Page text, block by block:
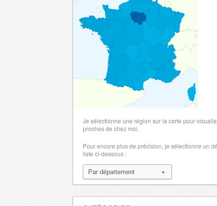
Je sélectionne une région sur la carte pour
proches de chez moi.
Pour encore plus de précision, je sélectionne un
liste ci-dessous :